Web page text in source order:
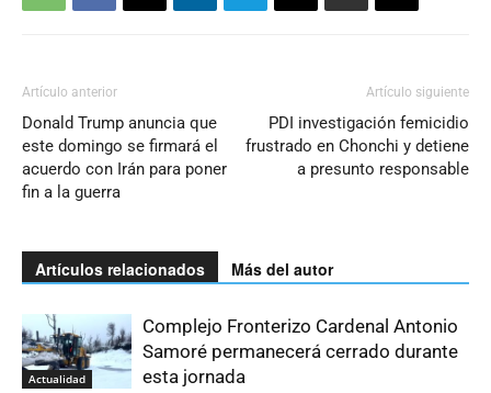
Artículo anterior
Donald Trump anuncia que
este domingo se firmará el
acuerdo con Irán para poner
fin a la guerra
Artículo siguiente
PDI investigación femicidio
frustrado en Chonchi y detiene
a presunto responsable
Artículos relacionados Más del autor
Actualidad
Complejo Fronterizo Cardenal Antonio
Samoré permanecerá cerrado durante
esta jornada